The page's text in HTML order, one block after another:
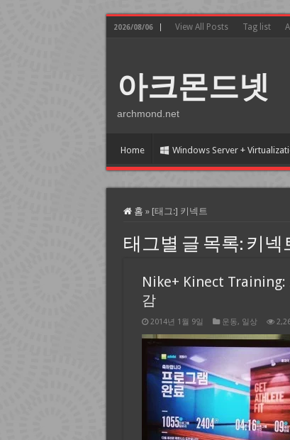
2026/08/06 View All Posts Tag list
아크몬드넷
archmond.net
Home Windows Server +
홈 » [태그:] 키넥트
태그별 글 목록: 키넥
Nike+ Kinect Training:
감
2014년 1월 9일 운동, 일상